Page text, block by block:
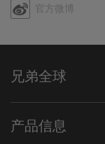
哔
官方微博
兄弟全球
产品信息